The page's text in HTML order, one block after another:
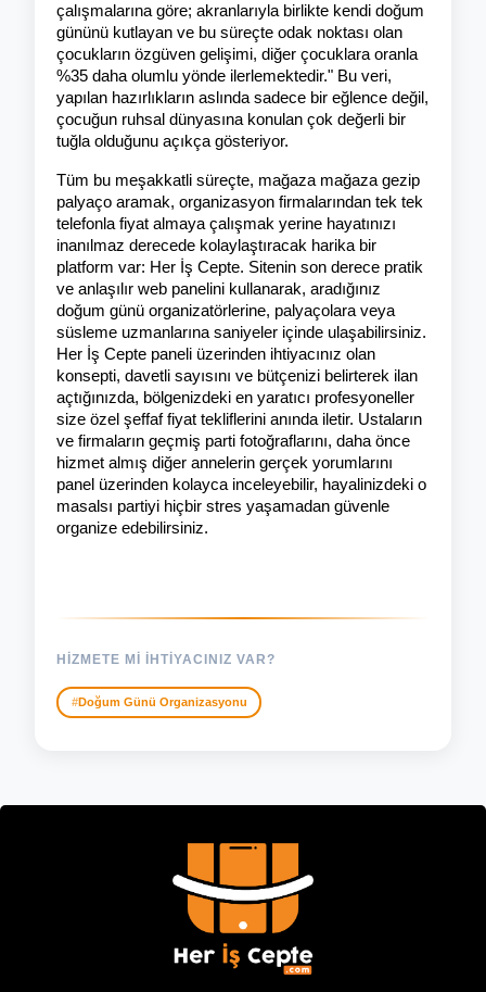
çalışmalarına göre; akranlarıyla birlikte kendi doğum
gününü kutlayan ve bu süreçte odak noktası olan
çocukların özgüven gelişimi, diğer çocuklara oranla
%35 daha olumlu yönde ilerlemektedir." Bu veri,
yapılan hazırlıkların aslında sadece bir eğlence değil,
çocuğun ruhsal dünyasına konulan çok değerli bir
tuğla olduğunu açıkça gösteriyor.
Tüm bu meşakkatli süreçte, mağaza mağaza gezip
palyaço aramak, organizasyon firmalarından tek tek
telefonla fiyat almaya çalışmak yerine hayatınızı
inanılmaz derecede kolaylaştıracak harika bir
platform var: Her İş Cepte. Sitenin son derece pratik
ve anlaşılır web panelini kullanarak, aradığınız
doğum günü organizatörlerine, palyaçolara veya
süsleme uzmanlarına saniyeler içinde ulaşabilirsiniz.
Her İş Cepte paneli üzerinden ihtiyacınız olan
konsepti, davetli sayısını ve bütçenizi belirterek ilan
açtığınızda, bölgenizdeki en yaratıcı profesyoneller
size özel şeffaf fiyat tekliflerini anında iletir. Ustaların
ve firmaların geçmiş parti fotoğraflarını, daha önce
hizmet almış diğer annelerin gerçek yorumlarını
panel üzerinden kolayca inceleyebilir, hayalinizdeki o
masalsı partiyi hiçbir stres yaşamadan güvenle
organize edebilirsiniz.
HIZMETE MI IHTIYACINIZ VAR?
Doğum Günü Organizasyonu